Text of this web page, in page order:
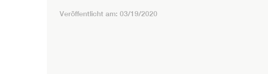
Veröffentlicht am: 03/19/2020